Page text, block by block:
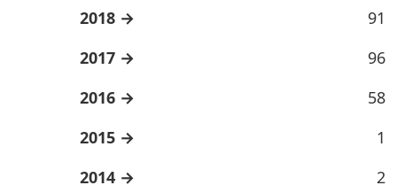
2018
91
2017
96
2016
58
2015
1
2014
2